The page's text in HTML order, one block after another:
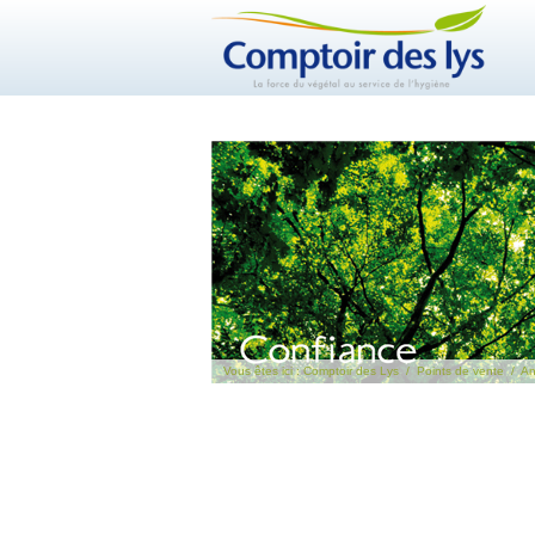
Vous êtes ici : Comptoir des Lys /Points de vente /